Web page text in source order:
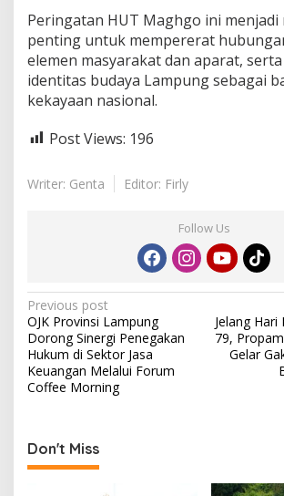
n
g
Peringatan HUT Maghgo ini menjadi
penting untuk mempererat
elemen masyarakat dan aparat,
identitas budaya Lampung sebagai
kekayaan nasional.
Post Views: 196
Writer: Genta Editor: Firly
Follow Us
P
o
s
t
a
v
Previous post
OJK Provinsi Lampung
Dorong Sinergi Penegakan
Hukum di Sektor Jasa
Keuangan Melalui Forum
Coffee Morning
Jelang
79,
Gelar
Don't Miss